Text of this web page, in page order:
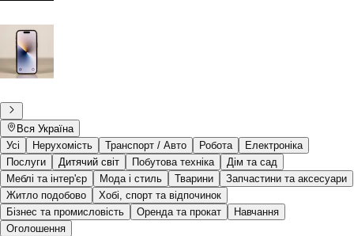
Вся Україна
Усі
Нерухомість Транспорт / Авто Робота
Електроніка
Послуги
Дитячий світ Побутова техніка
Дім та сад
Меблі та інтер'єр
Мода і стиль Тварини
Запчастини та аксесуари
Житло подобово
Хобі, спорт та відпочинок
Бізнес та промисловість
Оренда та прокат
Навчання
Оголошення